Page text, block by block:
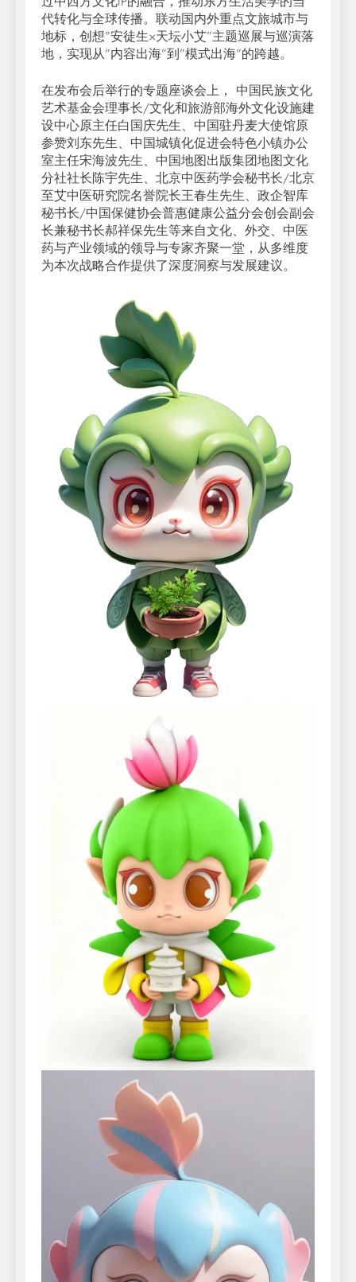
代转化与全球传播。联动国内外重点文旅城市与
地标，创想”安徒生×天坛小艾”主题巡展与巡演落
地，实现从”内容出海”到”模式出海”的跨越。
在发布会后举行的专题座谈会上， 中国民族文化
艺术基金会理事长/文化和旅游部海外文化设施建
设中心原主任白国庆先生、中国驻丹麦大使馆原
参赞刘东先生、中国城镇化促进会特色小镇办公
室主任宋海波先生、中国地图出版集团地图文化
分社社长陈宇先生、北京中医药学会秘书长/北京
至艾中医研究院名誉院长王春生先生、政企智库
秘书长/中国保健协会普惠健康公益分会创会副会
长兼秘书长郝祥保先生等来自文化、外交、中医
药与产业领域的领导与专家齐聚一堂，从多维度
为本次战略合作提供了深度洞察与发展建议。